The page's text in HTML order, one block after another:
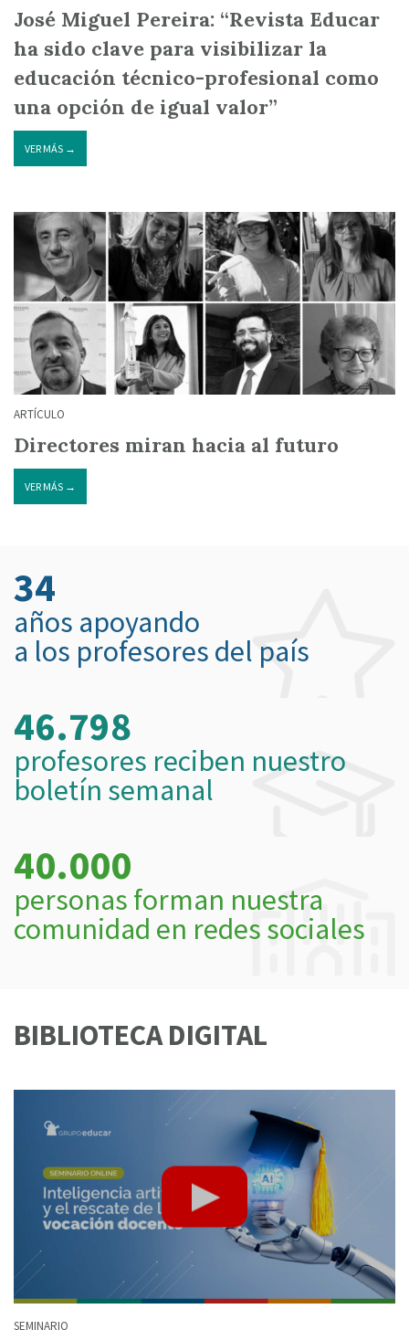
José Miguel Pereira: “Revista Educar
ha sido clave para visibilizar la
educación técnico-profesional como
una opción de igual valor”
VER MÁS →
ARTÍCULO
Directores miran hacia al futuro
VER MÁS →
34
años apoyando
a los profesores del país
46.798
profesores reciben nuestro
boletín semanal
40.000
personas forman nuestra
comunidad en redes sociales
BIBLIOTECA DIGITAL
SEMINARIO